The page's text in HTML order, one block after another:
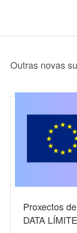
Outras novas
Proxectos
DATA